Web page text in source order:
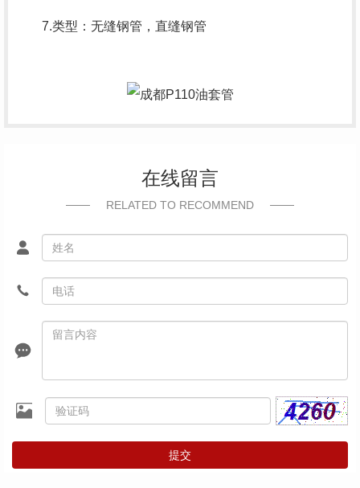
7.类型：无缝钢管，直缝钢管
在线留言
RELATED TO RECOMMEND
提交